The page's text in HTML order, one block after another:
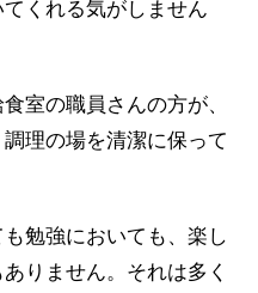
くれる気がしません
室の職員さんの方が、
理の場を清潔に保って
勉強においても、楽し
りません。それは多く